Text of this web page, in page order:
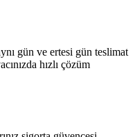
gün ve ertesi gün teslimat
hızlı çözüm